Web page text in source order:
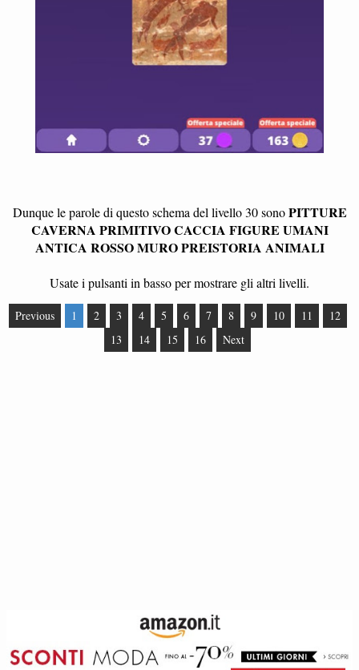
Dunque le parole di questo schema del livello 30 sonoPITTURE
CAVERNA PRIMITIVO CACCIA FIGURE UMANI
ANTICA ROSSO MURO PREISTORIA ANIMALI
Usate i pulsanti in basso per mostrare gli altri livelli.
Previous 1 2 3 4 5 6 7 8 9 10 11
12
13
14 15 16 Next